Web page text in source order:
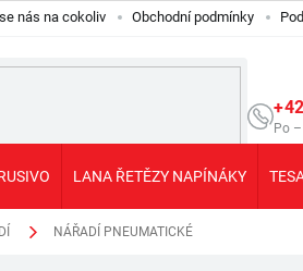
nás na cokoliv Obchodní podmínky
Po
LANA ŘETĚZY NAPÍNÁKY
NÁŘADÍ PNEUMATICKÉ